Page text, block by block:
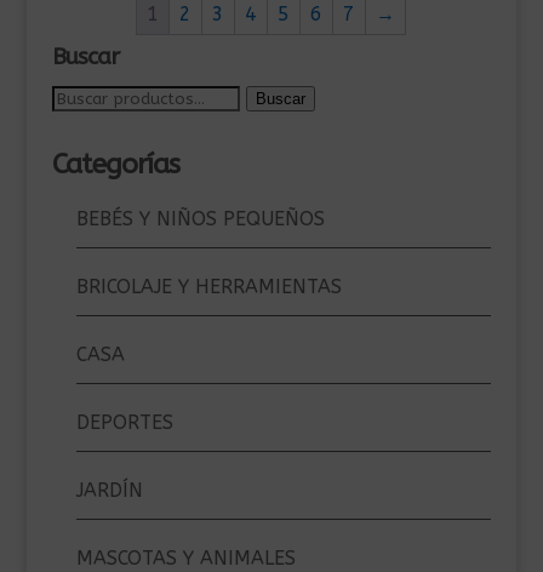
1 2 3 4 5 6 7 →
Buscar
Buscar
Buscar
Categorías
BEBÉS Y NIÑOS PEQUEÑOS
BRICOLAJE Y HERRAMIENTAS
CASA
DEPORTES
JARDÍN
MASCOTAS Y ANIMALES